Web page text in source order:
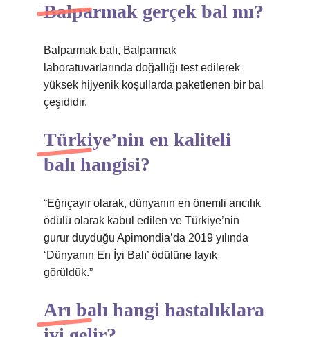
Balparmak gerçek bal mı?
Balparmak balı, Balparmak
laboratuvarlarında doğallığı test edilerek
yüksek hijyenik koşullarda paketlenen bir bal
çeşididir.
Türkiye’nin en kaliteli
balı hangisi?
“Eğriçayır olarak, dünyanın en önemli arıcılık
ödülü olarak kabul edilen ve Türkiye’nin
gurur duyduğu Apimondia’da 2019 yılında
‘Dünyanın En İyi Balı’ ödülüne layık
görüldük.”
Arı balı hangi hastalıklara